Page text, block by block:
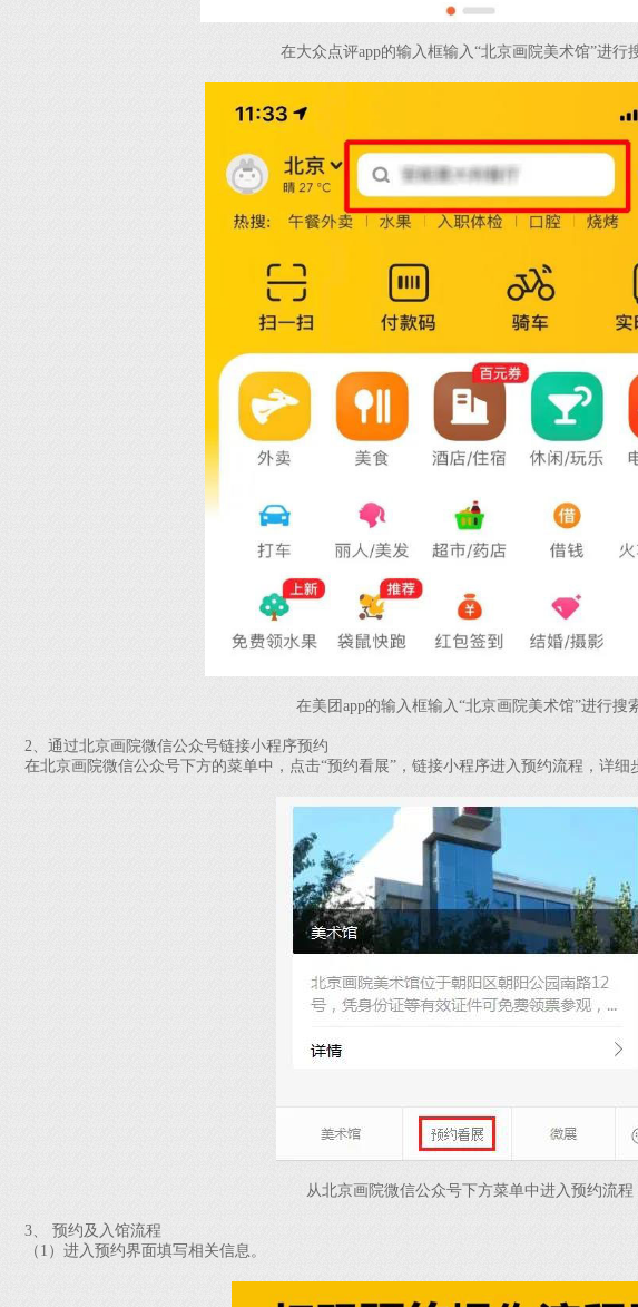
在大众点评app的输入框输入“北京画院美术馆”进行
在美团app的输入框输入“北京画院美术馆”进行搜
2、通过北京画院微信公众号链接小程序预约
在北京画院微信公众号下方的菜单中，点击“预约看展”，链接小程序进入预约流程，详细
从北京画院微信公众号下方菜单中进入预约流程
3、 预约及入馆流程
（1）进入预约界面填写相关信息。